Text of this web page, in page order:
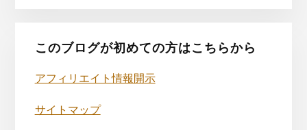
このブログが初めての方はこちらから
アフィリエイト情報開示
サイトマップ